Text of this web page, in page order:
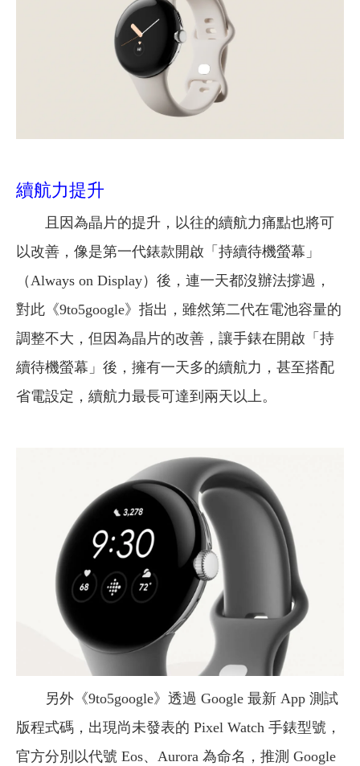
續航力提升
且因為晶片的提升，以往的續航力痛點也將可
以改善，像是第一代錶款開啟「持續待機螢幕」
（Always on Display）後，連一天都沒辦法撐過，
對此《9to5google》指出，雖然第二代在電池容量的
調整不大，但因為晶片的改善，讓手錶在開啟「持
續待機螢幕」後，擁有一天多的續航力，甚至搭配
省電設定，續航力最長可達到兩天以上。
另外《9to5google》透過 Google 最新 App 測試
版程式碼，出現尚未發表的 Pixel Watch 手錶型號，
官方分別以代號 Eos、Aurora 為命名，推測 Google